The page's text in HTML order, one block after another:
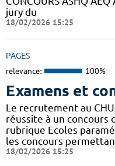
jury du
18/02/2026 15:25
PAGES
relevance: 100%
Examens et
Le recrutement au
réussite à un concours
rubrique Ecoles
les concours
18/02/2026 15:25